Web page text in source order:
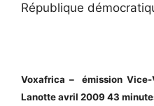
République
Voxafrica – émission Vice-
Lanotte avril 2009 43